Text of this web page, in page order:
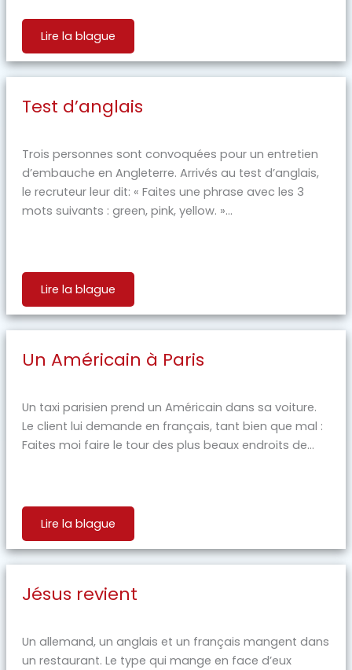
Lire la blague
Test d’anglais
Trois personnes sont convoquées pour un entretien
d’embauche en Angleterre. Arrivés au test d’anglais,
le recruteur leur dit: « Faites une phrase avec les 3
mots suivants : green, pink, yellow. »...
Lire la blague
Un Américain à Paris
Un taxi parisien prend un Américain dans sa voiture.
Le client lui demande en français, tant bien que mal :
Faites moi faire le tour des plus beaux endroits de...
Lire la blague
Jésus revient
Un allemand, un anglais et un français mangent dans
un restaurant. Le type qui mange en face d’eux